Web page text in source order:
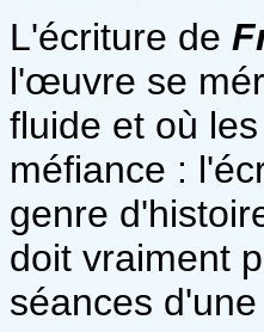
L'écriture de
l'œuvre se
fluide et où
méfiance :
genre
doit vraiment
séances